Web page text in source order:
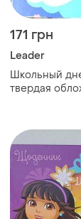
171 грн
Leader
Школьный
твердая